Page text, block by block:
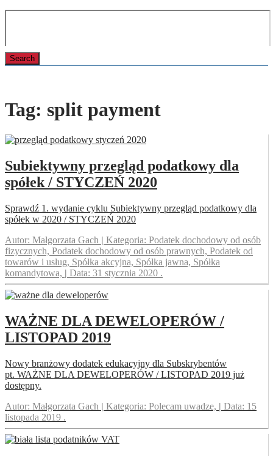
Tag: split payment
Subiektywny przegląd podatkowy dla
spółek / STYCZEŃ 2020
Sprawdź 1. wydanie cyklu Subiektywny przegląd podatkowy dla
spółek w 2020 / STYCZEŃ 2020
Autor: Małgorzata Gach | Kategoria: Podatek dochodowy od osób
fizycznych, Podatek dochodowy od osób prawnych, Podatek od
towarów i usług, Spółka akcyjna, Spółka jawna, Spółka
komandytowa, | Data: 31 stycznia 2020 .
WAŻNE DLA DEWELOPERÓW /
LISTOPAD 2019
Nowy branżowy dodatek edukacyjny dla Subskrybentów
pt. WAŻNE DLA DEWELOPERÓW / LISTOPAD 2019 już
dostępny.
Autor: Małgorzata Gach | Kategoria: Polecam uwadze, | Data: 15
listopada 2019 .